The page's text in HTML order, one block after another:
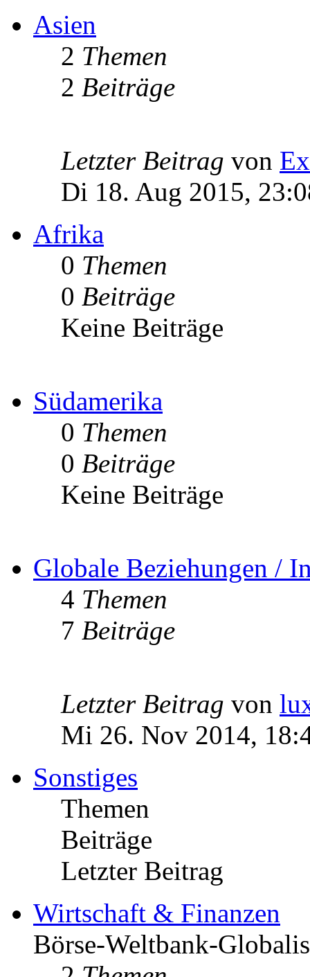
Asien
2 Themen
2 Beiträge
Letzter Beitrag von
Di 18. Aug 2015,
Afrika
0 Themen
0 Beiträge
Keine Beiträge
Südamerika
0 Themen
0 Beiträge
Keine Beiträge
Globale Beziehungen /
4 Themen
7 Beiträge
Letzter Beitrag von
Mi 26. Nov 2014,
Sonstiges
Themen
Beiträge
Letzter Beitrag
Wirtschaft & Finanzen
Börse-Weltbank-